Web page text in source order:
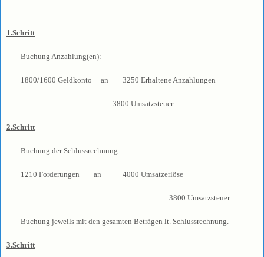
1.Schritt
Buchung Anzahlung(en):
1800/1600 Geldkonto an 3250 Erhaltene Anzahlungen
3800 Umsatzsteuer
2.Schritt
Buchung der Schlussrechnung:
1210 Forderungen an 4000 Umsatzerlöse
3800 Umsatzsteuer
Buchung jeweils mit den gesamten Beträgen lt. Schlussrechnung.
3.Schritt